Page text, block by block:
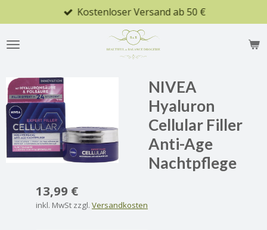
Hauptinhalt
springen
Kostenloser Versand ab 50 €
NIVEA
Hyaluron
Cellular Filler
Anti-Age
Nachtpflege
13,99 €
inkl. MwSt zzgl. Versandkosten